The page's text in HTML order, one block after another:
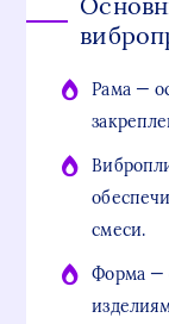
Рама —
смеси.
Форма —